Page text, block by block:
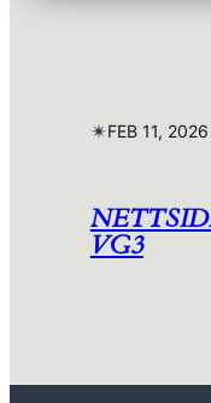
✴︎FEB 11, 2026
VG3